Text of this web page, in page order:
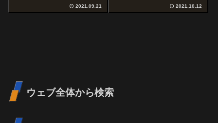
2021.09.21 2021.10.12
ウェブ全体から検索